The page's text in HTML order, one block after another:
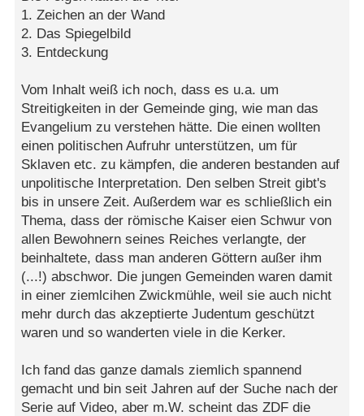
1. Zeichen an der Wand
2. Das Spiegelbild
3. Entdeckung
Vom Inhalt weiß ich noch, dass es u.a. um
Streitigkeiten in der Gemeinde ging, wie man das
Evangelium zu verstehen hätte. Die einen wollten
einen politischen Aufruhr unterstützen, um für
Sklaven etc. zu kämpfen, die anderen bestanden auf
unpolitische Interpretation. Den selben Streit gibt's
bis in unsere Zeit. Außerdem war es schließlich ein
Thema, dass der römische Kaiser eien Schwur von
allen Bewohnern seines Reiches verlangte, der
beinhaltete, dass man anderen Göttern außer ihm
(...!) abschwor. Die jungen Gemeinden waren damit
in einer ziemlcihen Zwickmühle, weil sie auch nicht
mehr durch das akzeptierte Judentum geschützt
waren und so wanderten viele in die Kerker.
Ich fand das ganze damals ziemlich spannend
gemacht und bin seit Jahren auf der Suche nach der
Serie auf Video, aber m.W. scheint das ZDF die